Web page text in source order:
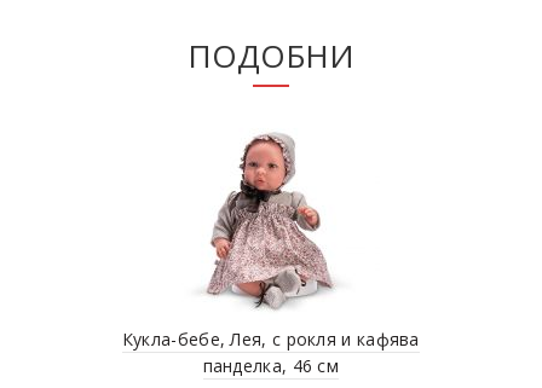
ПОДОБНИ
Кукла-бебе, Лея, с рокля и кафява
панделка, 46 см